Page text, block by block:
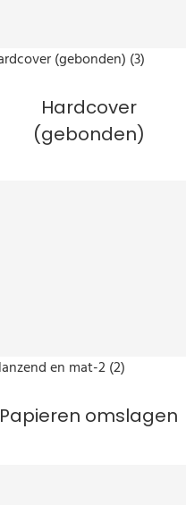
Hardcover
(gebonden)
Papieren omslagen